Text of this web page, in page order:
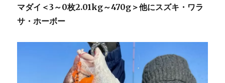
マダイ＜3～0枚2.01kg～470g＞他にスズキ・ワラ
サ・ホーボー